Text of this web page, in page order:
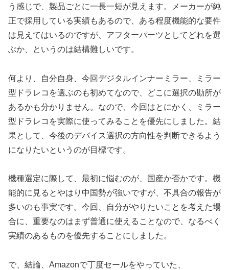
う感じで、製品ごとに一長一短が見えます。メーカーが純
正で採用している実績もあるので、ある程度機能的な要件
は見えてはいるのですが、アフターパーツとしてどれを選
ぶか、というのは結構難しいです。
何より、自分自身、今回デジタルインナーミラー、ミラー
型ドラレコを選ぶのも初めてなので、どこに選択の勘所が
あるかも分かりません。なので、今回はとにかく、ミラー
型ドラレコを実際に使ってみることを優先にしました。結
果として、今後のデバイス選択の方向性を判断できるよう
になりたいというのが目標です。
機種選定に際して、最初に悩むのが、国産か否かです。機
能的に見るとやはり中国勢が強いですが、不具合の報告が
多いのも事実です。今回、自分がやりたいことを考えた場
合に、重要なのはまず普通に使えることなので、なるべく
実績のあるものを優先することにしました。
で、結論、Amazonで丁度セールをやっていた、